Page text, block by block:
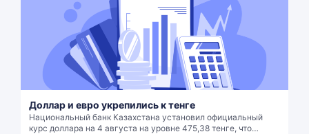
Доллар и евро укрепились к тенге
Национальный банк Казахстана установил официальный
курс доллара на 4 августа на уровне 475,38 тенге, что…